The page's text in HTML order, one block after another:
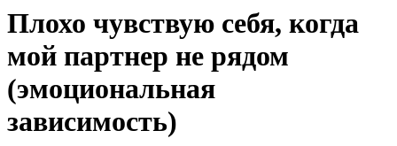
Плохо чувствую себя, когда
мой партнер не рядом
(эмоциональная
зависимость)